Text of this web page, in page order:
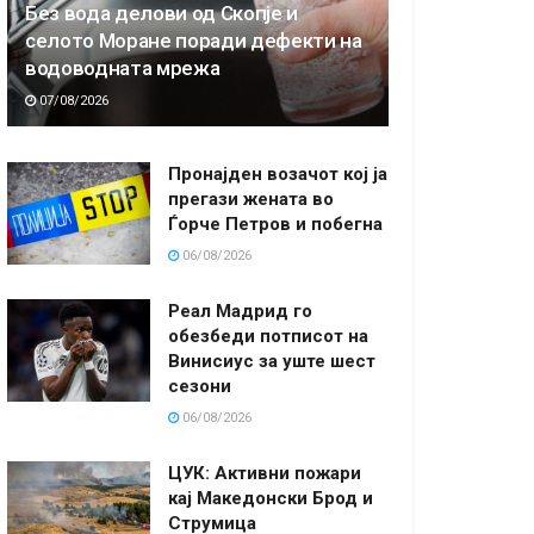
Без вода делови од Скопје и
селото Моране поради дефекти на
водоводната мрежа
07/08/2026
Пронајден возачот кој ја
прегази жената во
Ѓорче Петров и побегна
06/08/2026
Реал Мадрид го
обезбеди потписот на
Винисиус за уште шест
сезони
06/08/2026
ЦУК: Активни пожари
кај Македонски Брод и
Струмица